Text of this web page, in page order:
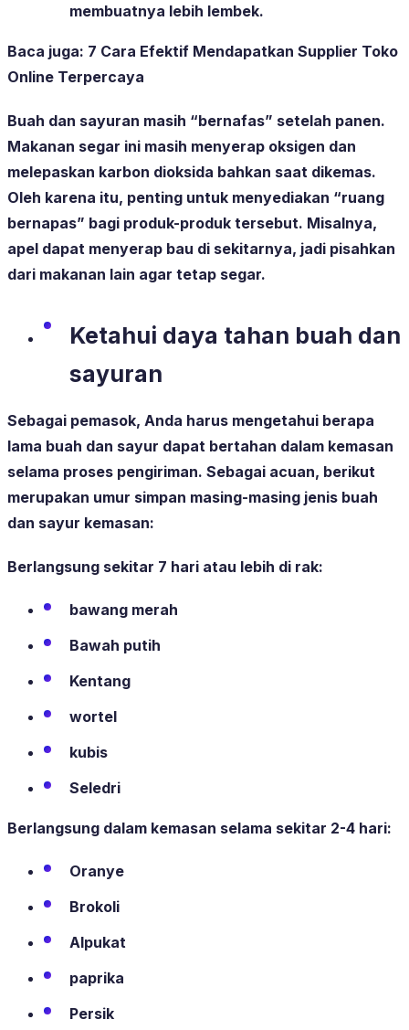
membuatnya lebih lembek.
Baca juga: 7 Cara Efektif Mendapatkan Supplier Toko
Online Terpercaya
Buah dan sayuran masih “bernafas” setelah panen.
Makanan segar ini masih menyerap oksigen dan
melepaskan karbon dioksida bahkan saat dikemas.
Oleh karena itu, penting untuk menyediakan “ruang
bernapas” bagi produk-produk tersebut. Misalnya,
apel dapat menyerap bau di sekitarnya, jadi pisahkan
dari makanan lain agar tetap segar.
Ketahui daya tahan buah dan
sayuran
Sebagai pemasok, Anda harus mengetahui berapa
lama buah dan sayur dapat bertahan dalam kemasan
selama proses pengiriman. Sebagai acuan, berikut
merupakan umur simpan masing-masing jenis buah
dan sayur kemasan:
Berlangsung sekitar 7 hari atau lebih di rak:
bawang merah
Bawah putih
Kentang
wortel
kubis
Seledri
Berlangsung dalam kemasan selama sekitar 2-4 hari:
Oranye
Brokoli
Alpukat
paprika
Persik